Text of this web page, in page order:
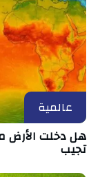
عالمية
هل دخلت الأرض
تجيب